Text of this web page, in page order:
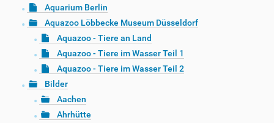
Aquarium Berlin
Aquazoo Löbbecke Museum Düsseldorf
Aquazoo - Tiere an Land
Aquazoo - Tiere im Wasser Teil 1
Aquazoo - Tiere im Wasser Teil 2
Bilder
Aachen
Ahrhütte